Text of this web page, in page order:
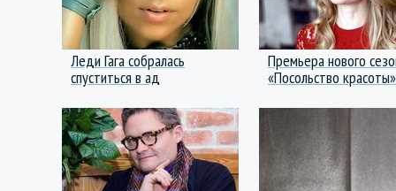
Леди Гага собралась
спуститься в ад
Премьера нового
«Посольство красоты»